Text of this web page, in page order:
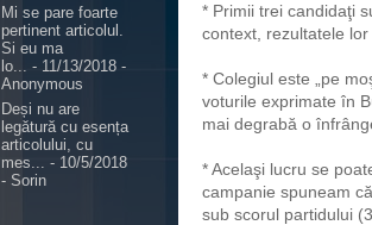
* Primii trei candidaţi
context, rezultatele
* Colegiul este „pe
voturile exprimate în
mai degrabă o
* Acelaşi lucru se
campanie spuneam
sub scorul partidului
Mi se pare foarte
pertinent articolul.
Si eu ma
lo...
- 11/13/2018 -
Anonymous
Deși nu are
legătură cu esența
articolului, cu
mes... - 10/5/2018
- Sorin